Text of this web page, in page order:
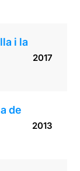
i la
2017
de
2013